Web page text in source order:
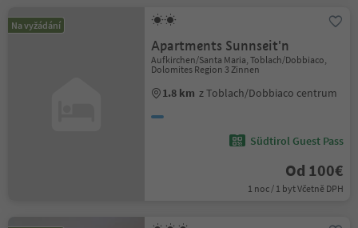
Na vyžádání
Apartments Sunnseit'n
Aufkirchen/Santa Maria, Toblach/Dobbiaco,
Dolomites Region 3 Zinnen
1.8 km z Toblach/Dobbiaco centrum
Südtirol Guest Pass
Od 100€
1 noc / 1 byt Včetně DPH